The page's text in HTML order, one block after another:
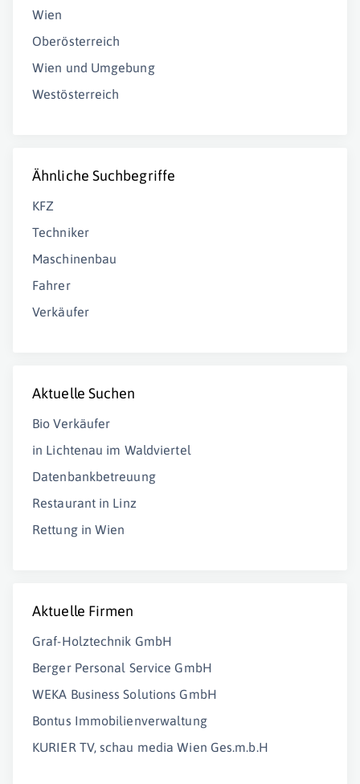
Wien
Oberösterreich
Wien und Umgebung
Westösterreich
Ähnliche Suchbegriffe
KFZ
Techniker
Maschinenbau
Fahrer
Verkäufer
Aktuelle Suchen
Bio Verkäufer
in Lichtenau im Waldviertel
Datenbankbetreuung
Restaurant in Linz
Rettung in Wien
Aktuelle Firmen
Graf-Holztechnik GmbH
Berger Personal Service GmbH
WEKA Business Solutions GmbH
Bontus Immobilienverwaltung
KURIER TV, schau media Wien Ges.m.b.H